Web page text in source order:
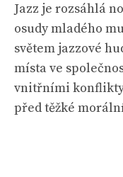
Jazz je rozsáhlá
osudy mladého
světem jazzové
místa ve
vnitřními
před těžké